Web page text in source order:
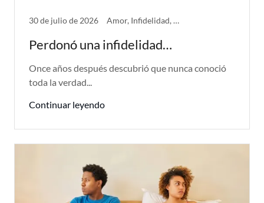
30 de julio de 2026 Amor, Infidelidad, Problemas de Pareja
Perdonó una infidelidad…
Once años después descubrió que nunca conoció
toda la verdad...
Continuar leyendo